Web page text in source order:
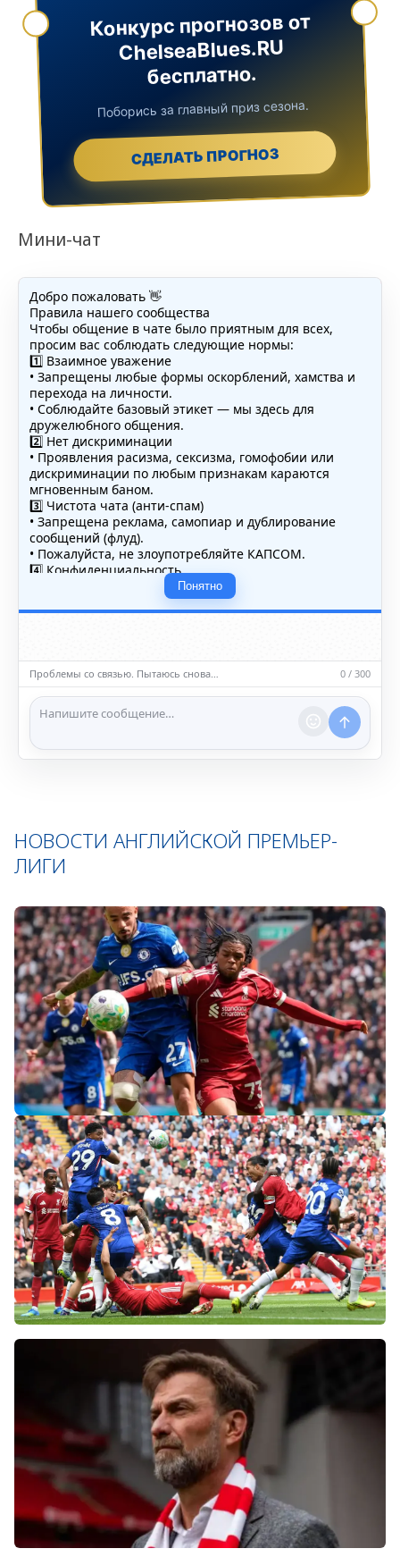
Конкурс прогнозов от
ChelseaBlues.RU
бесплатно.
Поборись за главный приз сезона.
СДЕЛАТЬ ПРОГНОЗ
Мини-чат
Добро пожаловать 👋
Правила нашего сообщества
Чтобы общение в чате было приятным для всех,
просим вас соблюдать следующие нормы:
1️⃣ Взаимное уважение
• Запрещены любые формы оскорблений, хамства и
перехода на личности.
• Соблюдайте базовый этикет — мы здесь для
дружелюбного общения.
2️⃣ Нет дискриминации
• Проявления расизма, сексизма, гомофобии или
дискриминации по любым признакам караются
мгновенным баном.
3️⃣ Чистота чата (анти-спам)
• Запрещена реклама, самопиар и дублирование
сообщений (флуд).
• Пожалуйста, не злоупотребляйте КАПСОМ.
4️⃣ Конфиденциальность
• Не публикуйте личные данные — свои или чужие
(телефоны, адреса, документы).
5️⃣ Уместность контента
насилию.
ℹ️ Модераторы и администраторы вправе удалять
сообщения и ограничивать доступ к чату при
нарушении правил.
Понятно
Проблемы со связью. Пытаюсь снова… 0 / 300
НОВОСТИ АНГЛИЙСКОЙ ПРЕМЬЕР-
ЛИГИ
«Слот не тот человек»: болельщики
«Ливерпуля» и «Челси» разнесли тренеров
после ничьей на «Энфилде»
Фанаты «Ливерпуля» шокированы
неспособностью команды обыграть нынешний